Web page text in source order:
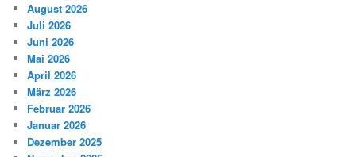
n
August 2026
Juli 2026
Juni 2026
Mai 2026
April 2026
März 2026
Februar 2026
Januar 2026
Dezember 2025